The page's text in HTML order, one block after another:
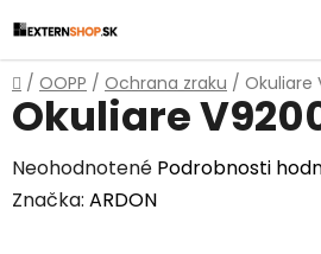
na
obsah
Domov
/ OOPP / Ochrana zraku / Okuliare
Okuliare
Priemerné
hodnotenie
Neohodnotené Podrobnosti
Značka: ARDON